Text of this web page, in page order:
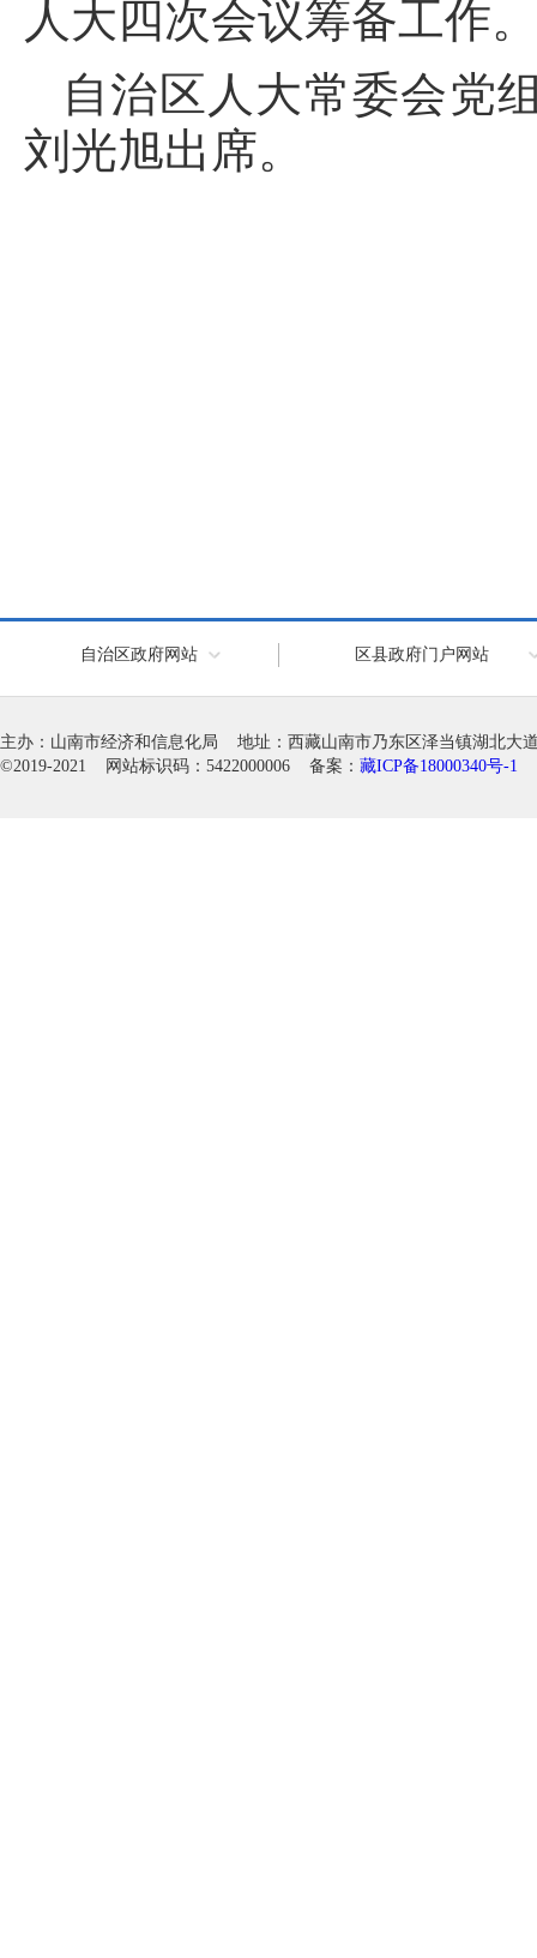
人大四次会议筹备工作。
自治区人大常委会党
刘光旭出席。
自治区政府网站 区县政府门户网站
主办：山南市经济和信息化局 地址：西藏山南市乃东区泽当镇湖北大
©2019-2021 网站标识码：5422000006 备案： 藏ICP备18000340号-1